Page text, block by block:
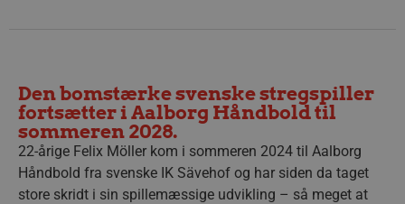
Den bomstærke svenske stregspiller
fortsætter i Aalborg Håndbold til
sommeren 2028.
22-årige Felix Möller kom i sommeren 2024 til Aalborg
Håndbold fra svenske IK Sävehof og har siden da taget
store skridt i sin spillemæssige udvikling – så meget at